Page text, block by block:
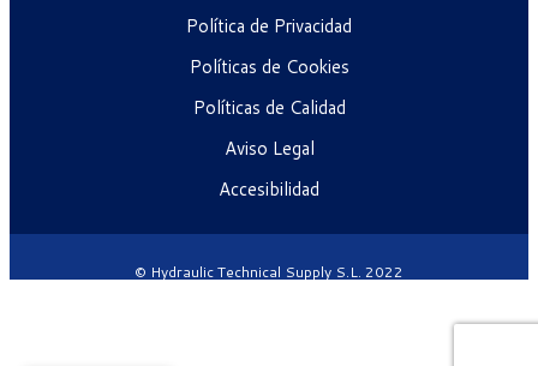
Política de Privacidad
Políticas de Cookies
Políticas de Calidad
Aviso Legal
Accesibilidad
© Hydraulic Technical Supply S.L. 2022